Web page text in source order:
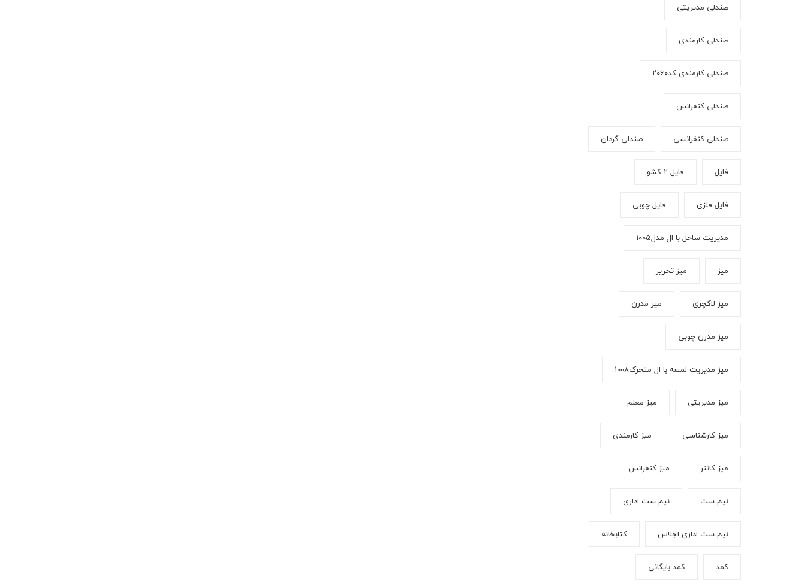
صندلی مدیریتی
صندلی کارمندی
صندلی کارمندی کد۲۰۶۰
صندلی کنفرانس
صندلی کنفرانسی صندلی گردان
فایل فایل ۲ کشو
فایل فلزی فایل چوبی
مدیریت ساحل با ال مدل۱۰۰۵
میز میز تحریر
میز لاکچری میز مدرن
میز مدرن چوبی
میز مدیریت لمسه با ال متحرک۱۰۰۸
میز مدیریتی میز معلم
میز کارشناسی میز کارمندی
میز کانتر میز کنفرانس
نیم ست نیم ست اداری
نیم ست اداری اجلاس کتابخانه
کمد کمد بایگانی